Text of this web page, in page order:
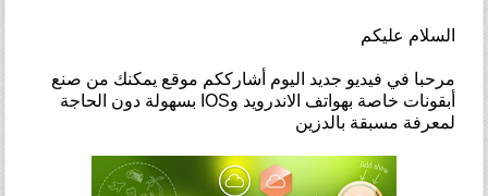
السلام عليكم
مرحبا في فيديو جديد اليوم أشارككم موقع يمكنك من صنع
أبقونات خاصة بهواتف الاندرويد وIOS بسهولة دون الحاجة
لمعرفة مسبقة بالدزين